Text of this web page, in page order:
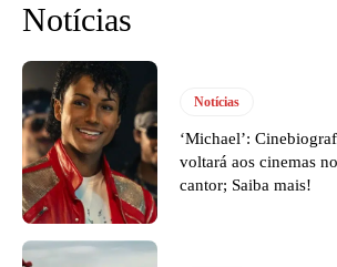
Notícias
Notícias
‘Michael’:
voltará aos cinemas
cantor; Saiba mais!